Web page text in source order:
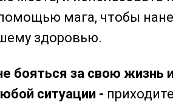
мага, чтобы
здоровью.
бояться за свою жизнь
ситуации -